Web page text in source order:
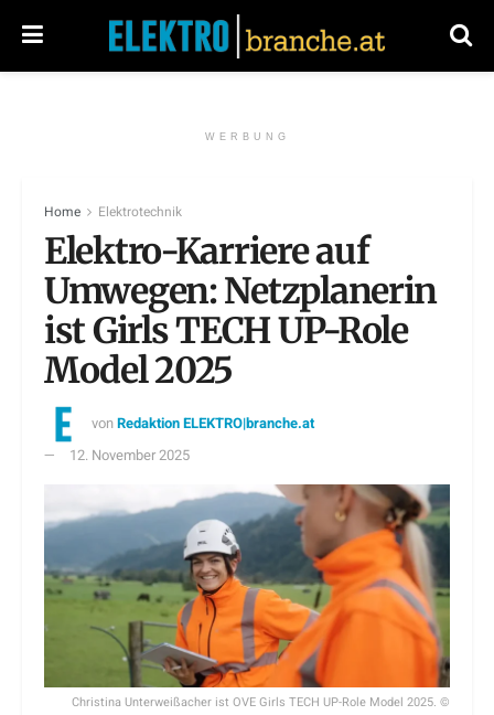
WERBUNG
Home Elektrotechnik
Elektro-Karriere auf
Umwegen: Netzplanerin
ist Girls TECH UP-Role
Model 2025
vonRedaktion ELEKTRO|branche.at
12. November 2025
Christina Unterweißacher ist OVE Girls TECH UP-Role Model 2025. ©